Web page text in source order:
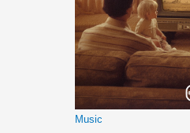
Music